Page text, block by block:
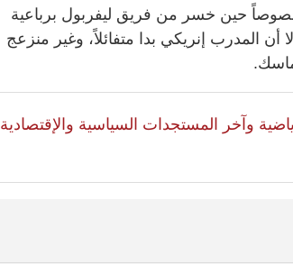
حين خسر من فريق ليفربول برباعية
المدرب إنريكي بدا متفائلاً، وغير منزعج
وآخر المستجدات السياسية والإقتصادية